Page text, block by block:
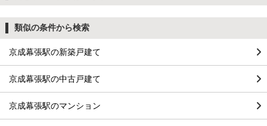
類似の条件から検索
京成幕張駅の新築戸建て
京成幕張駅の中古戸建て
京成幕張駅のマンション